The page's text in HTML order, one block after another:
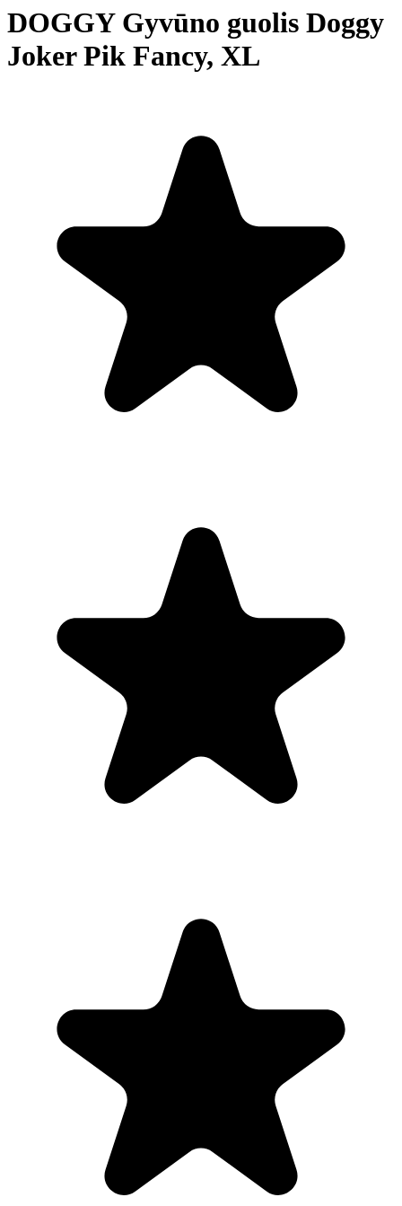
DOGGY Gyvūno guolis Doggy
Joker Pik Fancy, XL